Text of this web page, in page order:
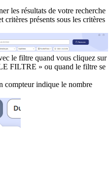
les résultats de votre recherche
critères présents sous les critères
le filtre quand vous cliquez sur
FILTRE » ou quand le filtre se
compteur indique le nombre